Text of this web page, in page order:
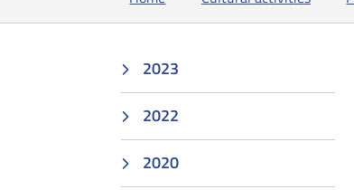
2023
2022
2020